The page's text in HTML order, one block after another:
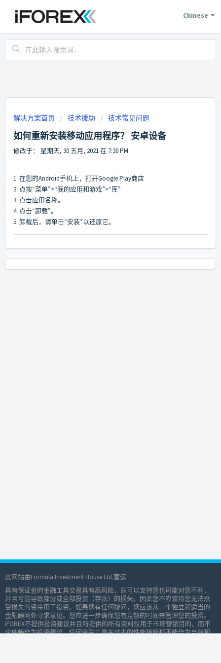
Chinese
解决方案首页 技术援助 技术常见问题
如何重新安装移动应用程序？ 安卓设备
修改于： 星期天, 30 五月, 2021 在 7:30 PM
1. 在您的Android手机上，打开Google Play商店
2. 点按“菜单”>“我的应用和游戏”>“库”
3. 点击应用名称。
4. 点击“卸载”。
5. 卸载后，请单击“安装”以还原它。
此网站由Formula Investment House Ltd.营运
具有保证金的金融工具交易具有高风险，既可以支持您也可能对您不利，
并且可能导致部分或全部投资（存款）的损失。因此您不应该将您无法承
受损失的资金用于投资。如果您有任何疑问，您应该从一个独立和适当的
金融顾问处寻求意见。您应进一步确保您有足够的时间来管理您的投资。
iFOREX不提供投资建议并且所提供的所有资料仅用于市场营销目的，而不
应依赖作为投资建议。任何金融工具在过去的性能指标都不能作为当前和